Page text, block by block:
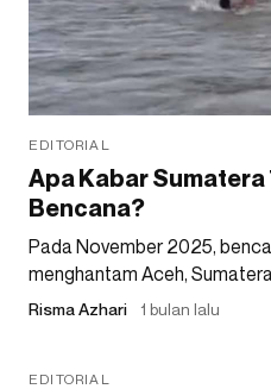
EDITORIAL
Apa Kabar Sumatera
Bencana?
Pada November 2025,
menghantam Aceh,
Risma Azhari 1 bulan lalu
EDITORIAL